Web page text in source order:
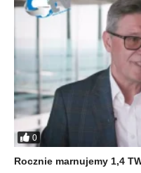
0
Rocznie marnujemy 1,4